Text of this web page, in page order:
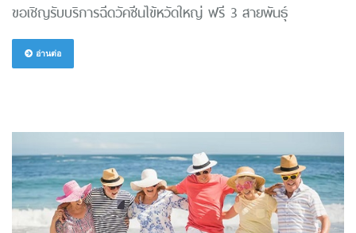
ขอเชิญรับบริการฉีดวัคซีนไข้หวัดใหญ่ ฟรี 3 สายพันธ์ุ
อ่านต่อ